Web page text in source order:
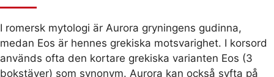
I romersk mytologi är Aurora gryningens gudinna,
medan Eos är hennes grekiska motsvarighet. I korsord
används ofta den kortare grekiska varianten Eos (3
bokstäver) som synonym. Aurora kan också syfta på